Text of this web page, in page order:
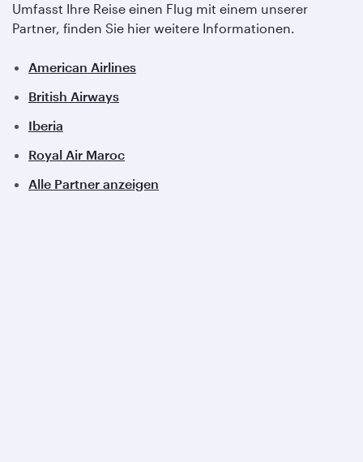
Umfasst Ihre Reise einen Flug mit einem unserer
Partner, finden Sie hier weitere Informationen.
American Airlines
British Airways
Iberia
Royal Air Maroc
Alle Partner anzeigen